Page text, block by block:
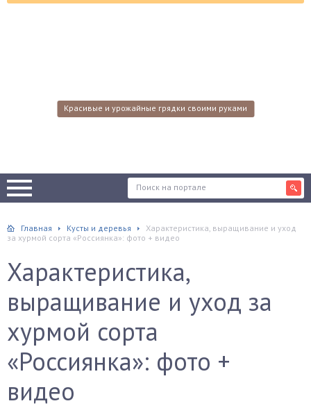
Красивые и урожайные грядки своими руками
Главная Кусты и деревья
Характеристика, выращивание и уход
за хурмой сорта «Россиянка»: фото + видео
Характеристика,
выращивание и уход за
хурмой сорта
«Россиянка»: фото +
видео